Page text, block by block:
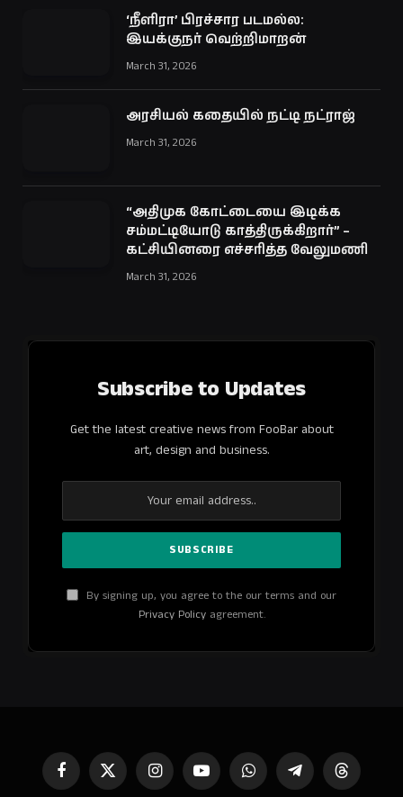
‘நீளிரா’ பிரச்சார படமல்ல:
இயக்குநர் வெற்றிமாறன்
March 31, 2026
அரசியல் கதையில் நட்டி நட்ராஜ்
March 31, 2026
“அதிமுக கோட்டையை இடிக்க
சம்மட்டியோடு காத்திருக்கிறார்” –
கட்சியினரை எச்சரித்த வேலுமணி
March 31, 2026
Subscribe to Updates
Get the latest creative news from FooBar about
art, design and business.
By signing up, you agree to the our terms and our
Privacy Policyagreement.
FacebookX
InstagramYouTube WhatsAppTelegramThreads